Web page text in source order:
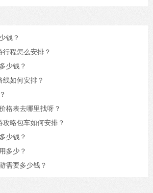
钱？
行程怎么安排？
少钱？
如何安排？
格表去哪里找呀？
略包车如何安排？
少钱？
多少？
需要多少钱？